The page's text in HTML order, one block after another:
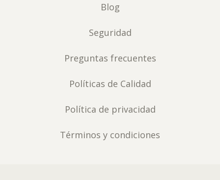
Blog
Seguridad
Preguntas frecuentes
Políticas de Calidad
Política de privacidad
Términos y condiciones